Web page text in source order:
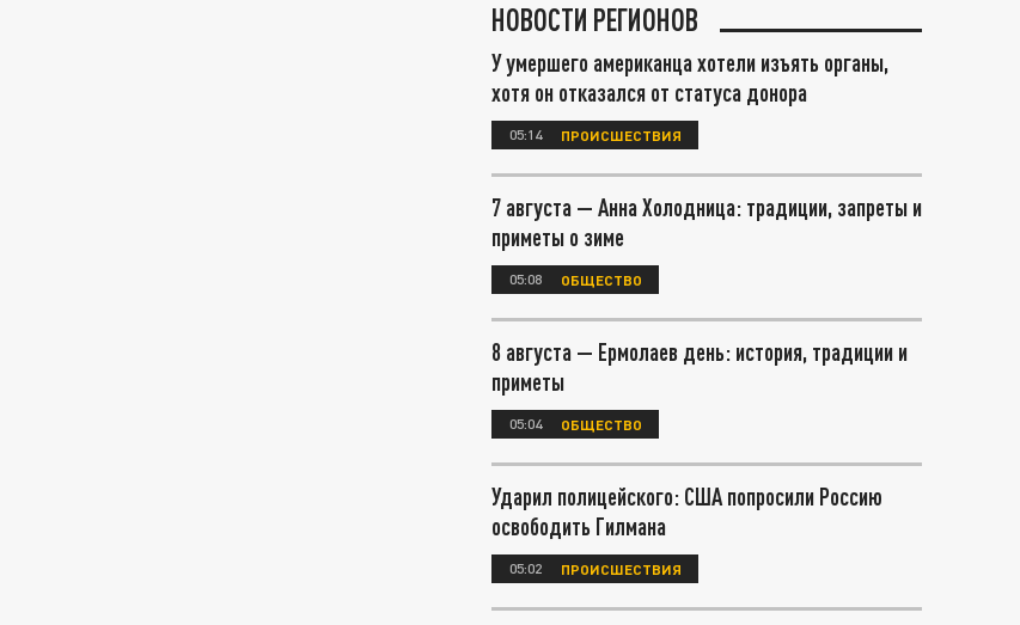
НОВОСТИ РЕГИОНОВ
У умершего американца хотели изъять органы,
хотя он отказался от статуса донора
05:14 ПРОИСШЕСТВИЯ
7 августа — Анна Холодница: традиции, запреты и
приметы о зиме
05:08 ОБЩЕСТВО
8 августа — Ермолаев день: история, традиции и
приметы
05:04 ОБЩЕСТВО
Ударил полицейского: США попросили Россию
освободить Гилмана
05:02 ПРОИСШЕСТВИЯ